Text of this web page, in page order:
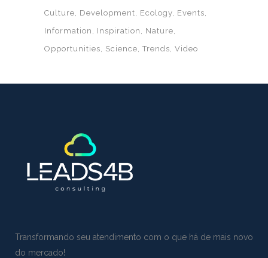
Culture
Development Ecology Events
Information
Inspiration
Nature
Opportunities
Science Trends Video
Transformando seu atendimento com o que há de mais novo
do mercado!